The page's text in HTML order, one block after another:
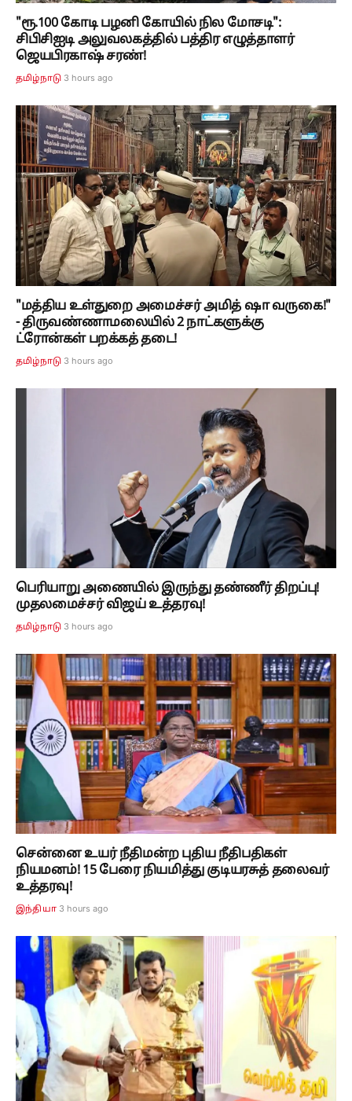
"ரூ.100 கோடி பழனி கோயில் நில மோசடி":
சிபிசிஐடி அலுவலகத்தில் பத்திர எழுத்தாளர்
ஜெயபிரகாஷ் சரண்!
தமிழ்நாடு 3 hours ago
"மத்திய உள்துறை அமைச்சர் அமித் ஷா வருகை!"
- திருவண்ணாமலையில் 2 நாட்களுக்கு
ட்ரோன்கள் பறக்கத் தடை!
தமிழ்நாடு 3 hours ago
பெரியாறு அணையில் இருந்து தண்ணீர் திறப்பு!
முதலமைச்சர் விஜய் உத்தரவு!
தமிழ்நாடு 3 hours ago
சென்னை உயர் நீதிமன்ற புதிய நீதிபதிகள்
நியமனம்! 15 பேரை நியமித்து குடியரசுத் தலைவர்
உத்தரவு!
இந்தியா 3 hours ago